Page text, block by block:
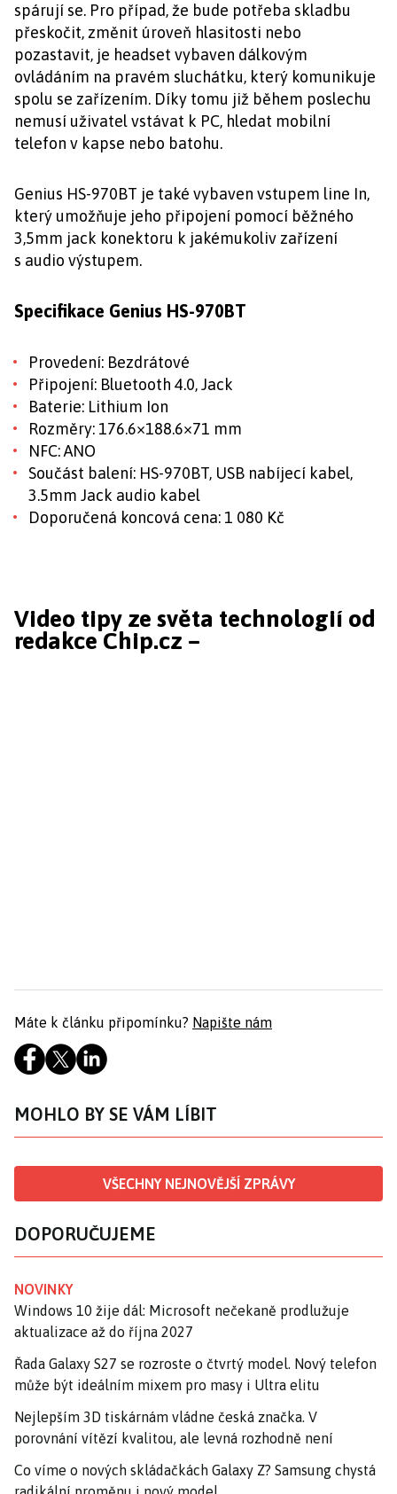
spárují se. Pro případ, že bude potřeba skladbu
přeskočit, změnit úroveň hlasitosti nebo
pozastavit, je headset vybaven dálkovým
ovládáním na pravém sluchátku, který komunikuje
spolu se zařízením. Díky tomu již během poslechu
nemusí uživatel vstávat k PC, hledat mobilní
telefon v kapse nebo batohu.
Genius HS-970BT je také vybaven vstupem line In,
který umožňuje jeho připojení pomocí běžného
3,5mm jack konektoru k jakémukoliv zařízení
s audio výstupem.
Specifikace Genius HS-970BT
Provedení: Bezdrátové
Připojení: Bluetooth 4.0, Jack
Baterie: Lithium Ion
Rozměry: 176.6×188.6×71 mm
NFC: ANO
Součást balení: HS-970BT, USB nabíjecí kabel,
3.5mm Jack audio kabel
Doporučená koncová cena: 1 080 Kč
Video tipy ze světa technologií od
redakce Chip.cz –
Máte k článku připomínku? Napište nám
MOHLO BY SE VÁM LÍBIT
VŠECHNY NEJNOVĚJŠÍ ZPRÁVY
DOPORUČUJEME
NOVINKY
Windows 10 žije dál: Microsoft nečekaně prodlužuje
aktualizace až do října 2027
Řada Galaxy S27 se rozroste o čtvrtý model. Nový telefon
může být ideálním mixem pro masy i Ultra elitu
Nejlepším 3D tiskárnám vládne česká značka. V
porovnání vítězí kvalitou, ale levná rozhodně není
Co víme o nových skládačkách Galaxy Z? Samsung chystá